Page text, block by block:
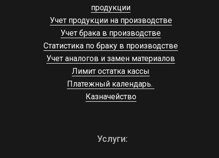
Услуги:
продукции
Учет продукции на производстве
Учет брака в производстве
Статистика по браку в производстве
Учет аналогов и замен материалов
Лимит остатка кассы
Платежный календарь.
Казначейство